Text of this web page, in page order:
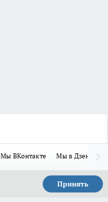
Мы ВКонтакте Мы в Дзене
Принять